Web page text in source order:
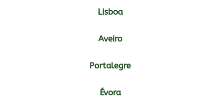
Lisboa
Aveiro
Portalegre
Évora